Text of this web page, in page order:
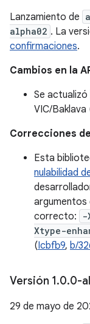
Lanzamiento de
alpha02 . La
confirmaciones.
Cambios en la
Se actualizó
VIC/Baklava
Correcciones
Esta
nulabilidad
argumentos
correcto:
-
Xtype-
(Icbfb9, b/
Versión 1.0.0-
29 de mayo de